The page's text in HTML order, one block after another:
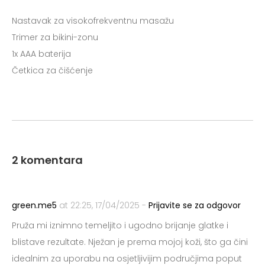
Nastavak za visokofrekventnu masažu
Trimer za bikini-zonu
1x AAA baterija
Četkica za čišćenje
2 komentara
green.me5 at 22:25, 17/04/2025 - Prijavite se za odgovor
Pruža mi iznimno temeljito i ugodno brijanje glatke i
blistave rezultate. Nježan je prema mojoj koži, što ga čini
idealnim za uporabu na osjetljivijim područjima poput